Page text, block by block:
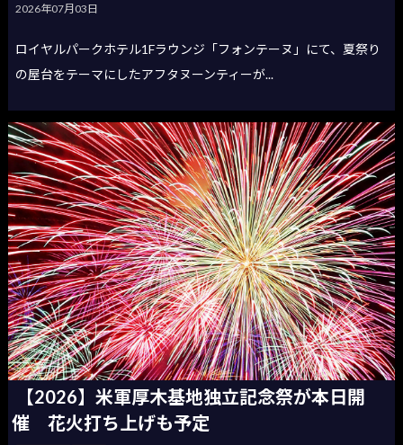
2026年07月03日
ロイヤルパークホテル1Fラウンジ「フォンテーヌ」にて、夏祭り
の屋台をテーマにしたアフタヌーンティーが...
【2026】米軍厚木基地独立記念祭が本日開
催 花火打ち上げも予定